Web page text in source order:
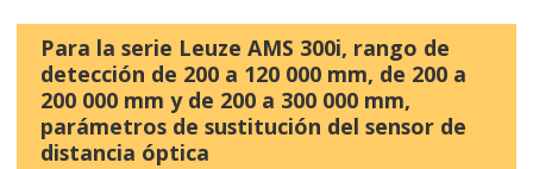
Para la serie Leuze AMS 300i, rango de
detección de 200 a 120 000 mm, de 200 a
200 000 mm y de 200 a 300 000 mm,
parámetros de sustitución del sensor de
distancia óptica